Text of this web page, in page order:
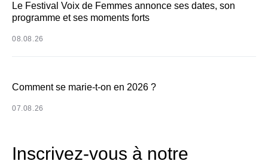
Le Festival Voix de Femmes annonce ses dates, son
programme et ses moments forts
08.08.26
Comment se marie-t-on en 2026 ?
07.08.26
Inscrivez-vous à notre